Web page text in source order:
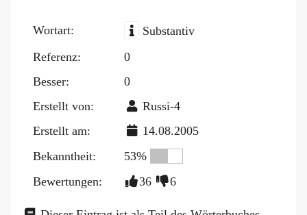
Blog
Wortart:
Substantiv
Referenz:
0
Besser:
0
Erstellt von:
Russi-4
Erstellt am:
14.08.2005
Bekanntheit:
53%
Bewertungen:
36 6